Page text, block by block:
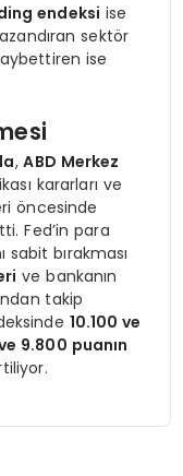
endeksi ise
sektör
ise
,ABD Merkez
kararları ve
öncesinde
Fed’in para
sabit bırakması
ve bankanın
takip
10.100 ve
9.800 puanın